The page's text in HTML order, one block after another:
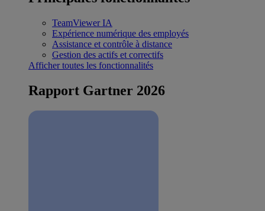
TeamViewer IA
Expérience numérique des employés
Assistance et contrôle à distance
Gestion des actifs et correctifs
Afficher toutes les fonctionnalités
Rapport Gartner 2026